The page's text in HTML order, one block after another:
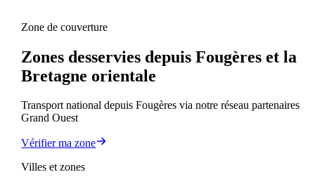
Zone de couverture
Zones desservies depuis Fougères et la
Bretagne orientale
Transport national depuis Fougères via notre réseau partenaires
Grand Ouest
Vérifier ma zone
Villes et zones